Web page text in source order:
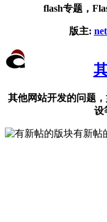
flash专题，
版主:
其他网站开发的问题
设
有新帖